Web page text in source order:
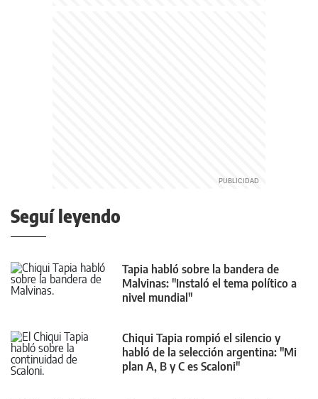
Seguí leyendo
Tapia habló sobre la bandera de
Malvinas: "Instaló el tema político a
nivel mundial"
Chiqui Tapia rompió el silencio y
habló de la selección argentina: "Mi
plan A, B y C es Scaloni"